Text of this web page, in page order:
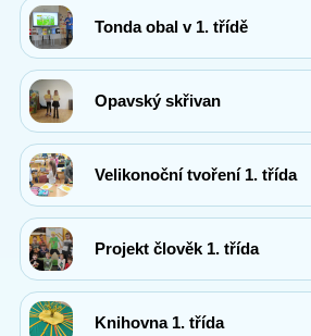
Tonda obal v 1. třídě
Opavský skřivan
Velikonoční tvoření 1. třída
Projekt člověk 1. třída
Knihovna 1. třída